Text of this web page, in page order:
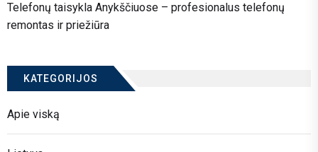
Telefonų taisykla Anykščiuose – profesionalus telefonų
remontas ir priežiūra
KATEGORIJOS
Apie viską